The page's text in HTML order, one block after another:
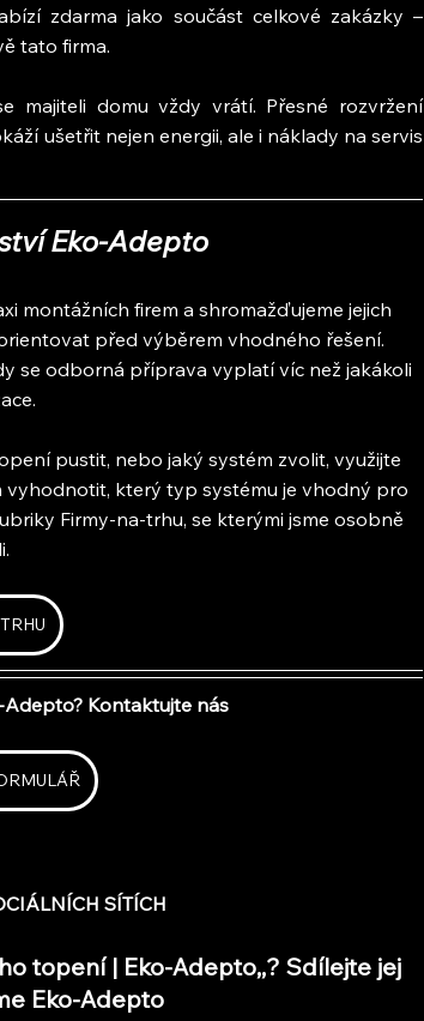
zdarma jako součást celkové zakázky –
tato firma.
majiteli domu vždy vrátí. Přesné rozvržení
ušetřit nejen energii, ale i náklady na servis
Eko-Adepto
montážních firem a shromažďujeme jejich
před výběrem vhodného řešení.
se odborná příprava vyplatí víc než jakákoli
pustit, nebo jaký systém zvolit, využijte
vyhodnotit, který typ systému je vhodný pro
Firmy-na-trhu, se kterými jsme osobně
Kontaktujte nás
SÍTÍCH
topení | Eko-Adepto,,? Sdílejte jej
Eko-Adepto